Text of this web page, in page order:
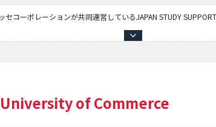
コーポレーションが共同運営しているJAPAN STUDY
おり、商経学部や総合政策学部やサービス創造学部や人間社
of Commerce